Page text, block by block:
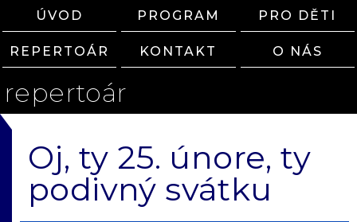
ÚVOD PROGRAM PRO DĚTI
REPERTOÁR KONTAKT O NÁS
repertoár
Oj, ty 25. únore, ty
podivný svátku